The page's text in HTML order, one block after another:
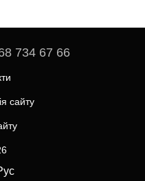
734 67 66
сайту